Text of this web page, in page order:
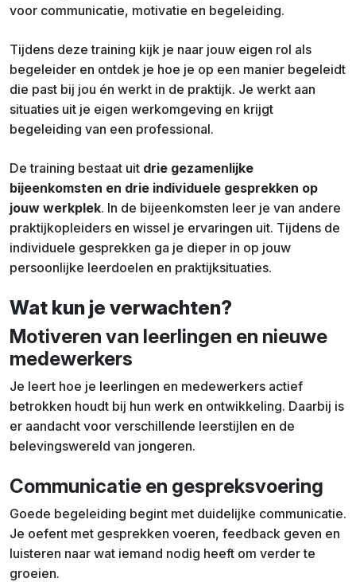
voor communicatie, motivatie en begeleiding.
Tijdens deze training kijk je naar jouw eigen rol als
begeleider en ontdek je hoe je op een manier begeleidt
die past bij jou én werkt in de praktijk. Je werkt aan
situaties uit je eigen werkomgeving en krijgt
begeleiding van een professional.
De training bestaat uit drie gezamenlijke
bijeenkomsten en drie individuele gesprekken op
jouw werkplek. In de bijeenkomsten leer je van andere
praktijkopleiders en wissel je ervaringen uit. Tijdens de
individuele gesprekken ga je dieper in op jouw
persoonlijke leerdoelen en praktijksituaties.
Wat kun je verwachten?
Motiveren van leerlingen en nieuwe
medewerkers
Je leert hoe je leerlingen en medewerkers actief
betrokken houdt bij hun werk en ontwikkeling. Daarbij is
er aandacht voor verschillende leerstijlen en de
belevingswereld van jongeren.
Communicatie en gespreksvoering
Goede begeleiding begint met duidelijke communicatie.
Je oefent met gesprekken voeren, feedback geven en
luisteren naar wat iemand nodig heeft om verder te
groeien.